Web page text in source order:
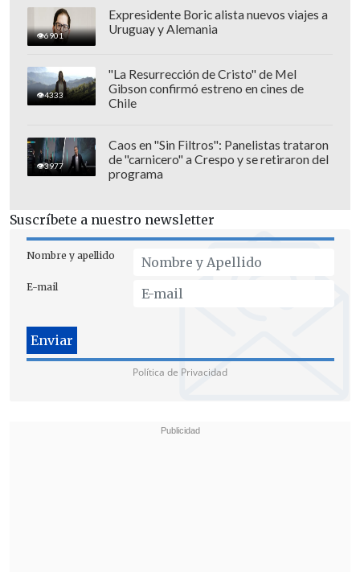
craneoencefálico
que sufrió.
En este contexto, el citado medio indicó
que el golpe fue tan grave que le costó la
vida y que
el deceso fue catalogado
6901
Expresidente Boric alista nuevos viajes a
Uruguay y Alemania
4333
"La Resurrección de Cristo" de Mel
Gibson confirmó estreno en cines de
Chile
3977
Caos en "Sin Filtros": Panelistas trataron
de "carnicero" a Crespo y se retiraron del
programa
Suscríbete a nuestro newsletter
Nombre y apellido
E-mail
Política de Privacidad